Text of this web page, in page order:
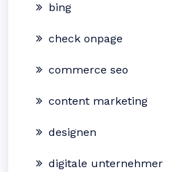
bing
check onpage
commerce seo
content marketing
designen
digitale unternehmer